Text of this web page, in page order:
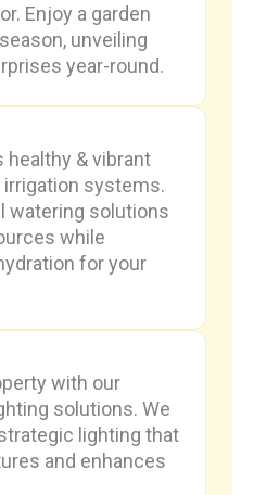
Enjoy a garden
unveiling
year-round.
healthy & vibrant
systems.
watering solutions
while
for your
with our
solutions. We
lighting that
and enhances